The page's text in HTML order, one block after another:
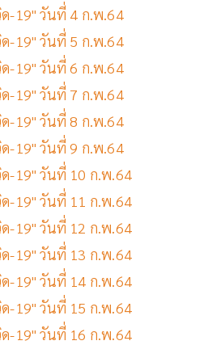
ด-19" วันที่ 4 ก.พ.64
ด-19" วันที่ 5 ก.พ.64
ด-19" วันที่ 6 ก.พ.64
ด-19" วันที่ 7 ก.พ.64
ด-19" วันที่ 8 ก.พ.64
ด-19" วันที่ 9 ก.พ.64
ด-19" วันที่ 10 ก.พ.64
ด-19" วันที่ 11 ก.พ.64
ด-19" วันที่ 12 ก.พ.64
ด-19" วันที่ 13 ก.พ.64
ด-19" วันที่ 14 ก.พ.64
ด-19" วันที่ 15 ก.พ.64
ด-19" วันที่ 16 ก.พ.64